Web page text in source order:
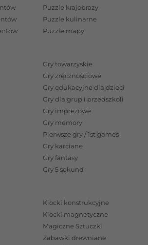
Puzzle krajobrazy
Puzzle kulinarne
Puzzle mapy
Gry towarzyskie
Gry zręcznościowe
Gry edukacyjne dla dzieci
Gry dla grup i przedszkoli
Gry imprezowe
Gry memory
Pierwsze gry / 1st games
Gry karciane
Gry fantasy
Gry 5 sekund
Klocki konstrukcyjne
Klocki magnetyczne
Magiczne Sztuczki
Zabawki drewniane